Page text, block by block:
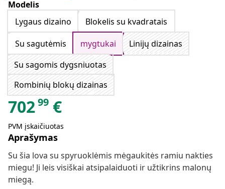
Modelis
Lygaus dizaino
Blokelis su kvadratais
Su sagutėmis
mygtukai
Linijų dizainas
Su sagomis dygsniuotas
Rombinių blokų dizainas
70299 €
PVM įskaičiuotas
Aprašymas
Su šia lova su spyruoklėmis mėgaukitės ramiu nakties
miegu! Ji leis visiškai atsipalaiduoti ir užtikrins malonų
miegą.